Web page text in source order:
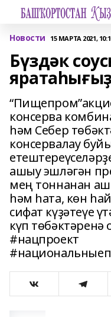
Новости 15 МАРТА 2021,
Бүздәк
консерва
һәм Себер
консервалау
ашыу эшләгән
мең тоннанан
һәм һата, көн
сифат күҙәтеүе
күп
#нацпроект